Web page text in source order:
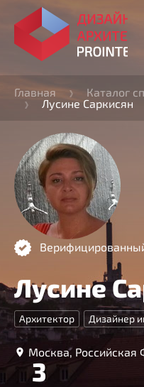
Главная Каталог
Лусине Саркисян
Лусине
Архитектор Дизайнер
Москва, Российская
3